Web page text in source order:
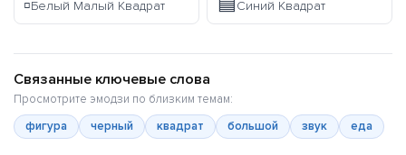
▫️Белый Малый Квадрат 🟦Синий Квадрат
Связанные ключевые слова
Просмотрите эмодзи по близким темам:
фигура
черный квадрат большой звук еда